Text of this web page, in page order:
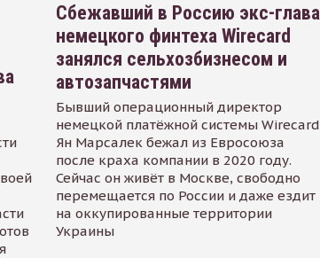
Сбежавший в Россию экс-глава
немецкого финтеха Wirecard
занялся сельхозбизнесом и
автозапчастями
Бывший операционный директор
немецкой платёжной системы Wirecard
Ян Марсалек бежал из Евросоюза
после краха компании в 2020 году.
Сейчас он живёт в Москве, свободно
перемещается по России и даже ездит
на оккупированные территории
Украины